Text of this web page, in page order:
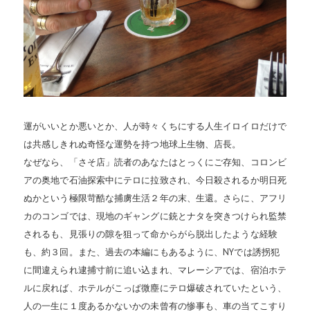
運がいいとか悪いとか、人が時々くちにする人生イロイロだけで
は共感しきれぬ奇怪な運勢を持つ地球上生物、店長。
なぜなら、「さそ店」読者のあなたはとっくにご存知、コロンビ
アの奥地で石油探索中にテロに拉致され、今日殺されるか明日死
ぬかという極限苛酷な捕虜生活２年の末、生還。さらに、アフリ
カのコンゴでは、現地のギャングに銃とナタを突きつけられ監禁
されるも、見張りの隙を狙って命からがら脱出したような経験
も、約３回。また、過去の本編にもあるように、NYでは誘拐犯
に間違えられ逮捕寸前に追い込まれ、マレーシアでは、宿泊ホテ
ルに戻れば、ホテルがこっぱ微塵にテロ爆破されていたという、
人の一生に１度あるかないかの未曾有の惨事も、車の当てこすり